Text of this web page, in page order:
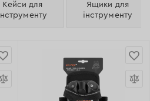
Кейси для
Ящики для
інструменту